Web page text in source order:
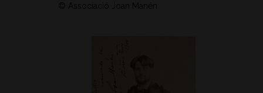
© Associació Joan Manén